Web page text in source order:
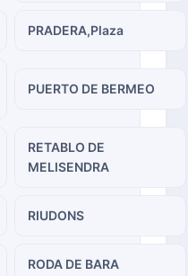
PRADERA,Plaza
PUERTO DE BERMEO
RETABLO DE
MELISENDRA
RIUDONS
RODA DE BARA